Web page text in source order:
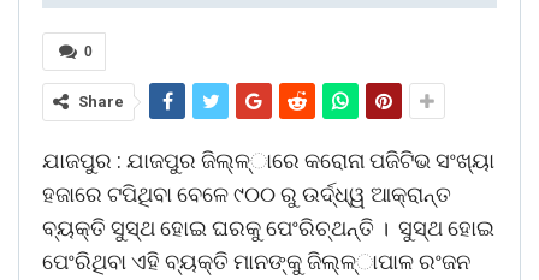
0
Share
ଯାଜପୁର : ଯାଜପୁର ଜିଲ୍ଳ୍ାରେ କରୋନା ପଜିଟିଭ ସଂଖ୍ୟା
ହଜାରେ ଟପିଥିବା ବେଳେ ୯୦୦ ରୁ ଉର୍ଦ୍ଧ୍ୱ ଆକ୍ରାନ୍ତ
ବ୍ୟକ୍ତି ସୁସ୍ଥ ହୋଇ ଘରକୁ ପେଂରିଚ୍ଥନ୍ତି । ସୁସ୍ଥ ହୋଇ
ପେଂରିଥିବା ଏହି ବ୍ୟକ୍ତି ମାନଙ୍କୁ ଜିଲ୍ଳ୍ାପାଳ ରଂଜନ